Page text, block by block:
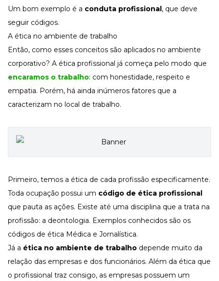
Um bom exemplo é a conduta profissional, que deve
seguir códigos.
A ética no ambiente de trabalho
Então, como esses conceitos são aplicados no ambiente
corporativo? A ética profissional já começa pelo modo que
encaramos o trabalho: com honestidade, respeito e
empatia. Porém, há ainda inúmeros fatores que a
caracterizam no local de trabalho.
Primeiro, temos a ética de cada profissão especificamente.
Toda ocupação possui um código de ética profissional
que pauta as ações. Existe até uma disciplina que a trata na
profissão: a deontologia. Exemplos conhecidos são os
códigos de ética Médica e Jornalística.
Já a ética no ambiente de trabalho depende muito da
relação das empresas e dos funcionários. Além da ética que
o profissional traz consigo, as empresas possuem um